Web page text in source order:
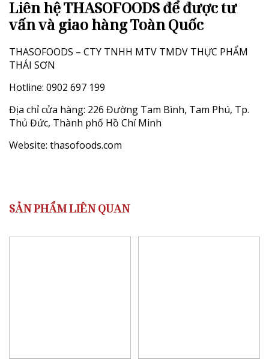
Liên hệ THASOFOODS để được tư
vấn và giao hàng Toàn Quốc
THASOFOODS – CTY TNHH MTV TMDV THỰC PHẨM
THÁI SƠN
Hotline: 0902 697 199
Địa chỉ cửa hàng: 226 Đường Tam Bình, Tam Phú, Tp.
Thủ Đức, Thành phố Hồ Chí Minh
Website: thasofoods.com
SẢN PHẨM LIÊN QUAN